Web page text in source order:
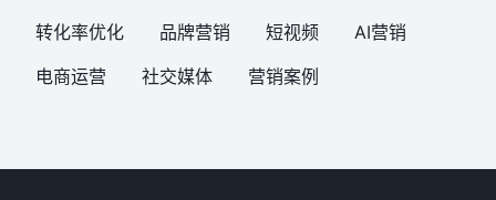
转化率优化
品牌营销 短视频
AI营销
电商运营
社交媒体 营销案例